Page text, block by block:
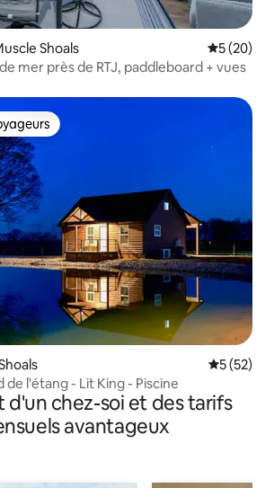
Shoals
5 (20)
mer près de RTJ, paddleboard + vues
5 (52)
de l'étang - Lit King - Piscine
d'un chez-soi et des tarifs
avantageux